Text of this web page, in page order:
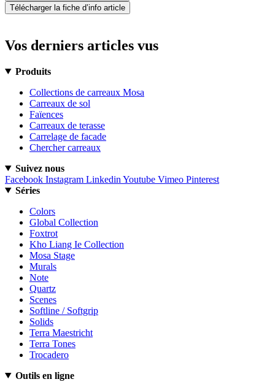
Télécharger la fiche d’info article
Vos derniers articles vus
Produits
Collections de carreaux Mosa
Carreaux de sol
Faïences
Carreaux de terasse
Carrelage de facade
Chercher carreaux
Suivez nous
Facebook Instagram Linkedin Youtube Vimeo Pinterest
Séries
Colors
Global Collection
Foxtrot
Kho Liang Ie Collection
Mosa Stage
Murals
Note
Quartz
Scenes
Softline / Softgrip
Solids
Terra Maestricht
Terra Tones
Trocadero
Outils en ligne